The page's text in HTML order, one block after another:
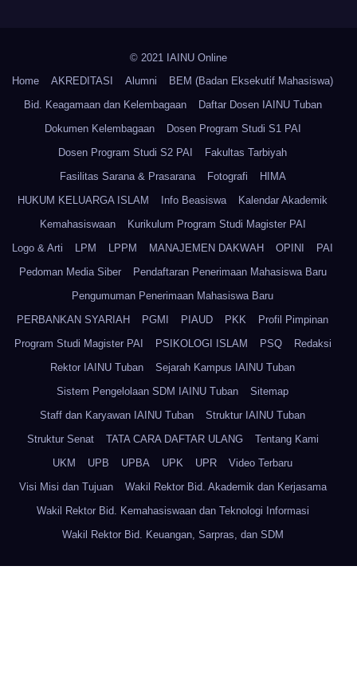
© 2021 IAINU Online
Home
AKREDITASI Alumni
BEM (Badan Eksekutif Mahasiswa)
Bid. Keagamaan dan Kelembagaan
Daftar Dosen IAINU Tuban
Dokumen Kelembagaan
Dosen Program Studi S1 PAI
Dosen Program Studi S2 PAI
Fakultas Tarbiyah
Fasilitas Sarana & Prasarana
Fotografi
HIMA
HUKUM KELUARGA ISLAM
Info Beasiswa
Kalendar Akademik
Kemahasiswaan
Kurikulum Program Studi Magister PAI
Logo & Arti
LPM LPPM MANAJEMEN DAKWAH OPINI
PAI
Pedoman Media Siber
Pendaftaran Penerimaan Mahasiswa Baru
Pengumuman Penerimaan Mahasiswa Baru
PERBANKAN SYARIAH
PGMI PIAUD PKK
Profil Pimpinan
Program Studi Magister PAI
PSIKOLOGI ISLAM PSQ
Redaksi
Rektor IAINU Tuban
Sejarah Kampus IAINU Tuban
Sistem Pengelolaan SDM IAINU Tuban
Sitemap
Staff dan Karyawan IAINU Tuban
Struktur IAINU Tuban
Struktur Senat
TATA CARA DAFTAR ULANG
Tentang Kami
UKM
UPB UPBA UPK UPR
Video Terbaru
Visi Misi dan Tujuan
Wakil Rektor Bid. Akademik dan Kerjasama
Wakil Rektor Bid. Kemahasiswaan dan Teknologi Informasi
Wakil Rektor Bid. Keuangan, Sarpras, dan SDM